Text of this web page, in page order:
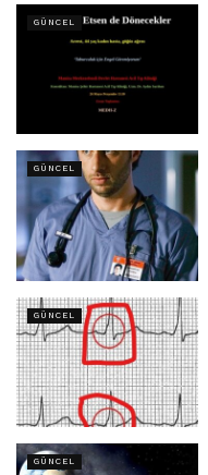
GÜNCEL
GÜNCEL
GÜNCEL
GÜNCEL